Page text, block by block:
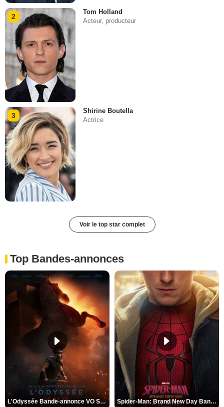
2
Tom Holland
Acteur, producteur
3
Shirine Boutella
Actrice
Voir le top star complet
Top Bandes-annonces
L'Odyssée Bande-annonce VO STFR Spider-Man: Brand New Day Bande-annonce VO STFR